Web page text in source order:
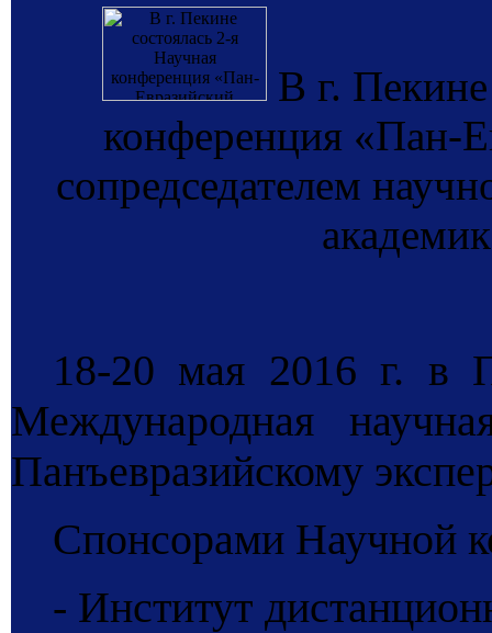
В г.
конференция «Пан-
сопредседателем
18-20 мая 2016 г. в
Международная
Панъевразийскому
Спонсорами Научной
- Институт